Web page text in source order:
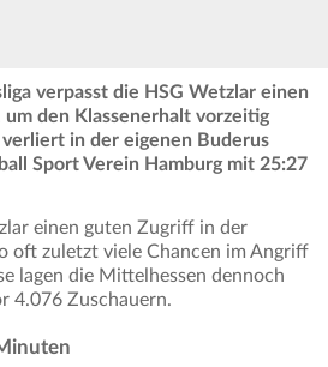
verpasst die HSG Wetzlar einen
den Klassenerhalt vorzeitig
in der eigenen Buderus
Sport Verein Hamburg mit 25:27
einen guten Zugriff in der
oft zuletzt viele Chancen im Angriff
lagen die Mittelhessen dennoch
4.076 Zuschauern.